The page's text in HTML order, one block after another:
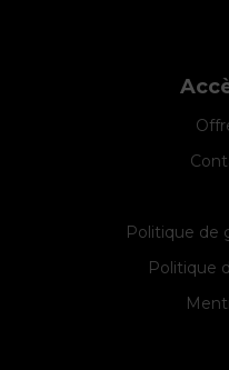
Politique de
Politique